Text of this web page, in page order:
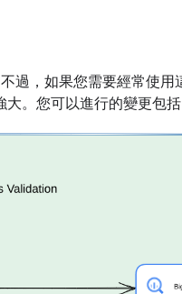
過，如果您需要經常使用
。您可以進行的變更包括